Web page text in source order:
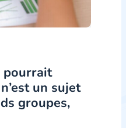
pourrait
un sujet
groupes,